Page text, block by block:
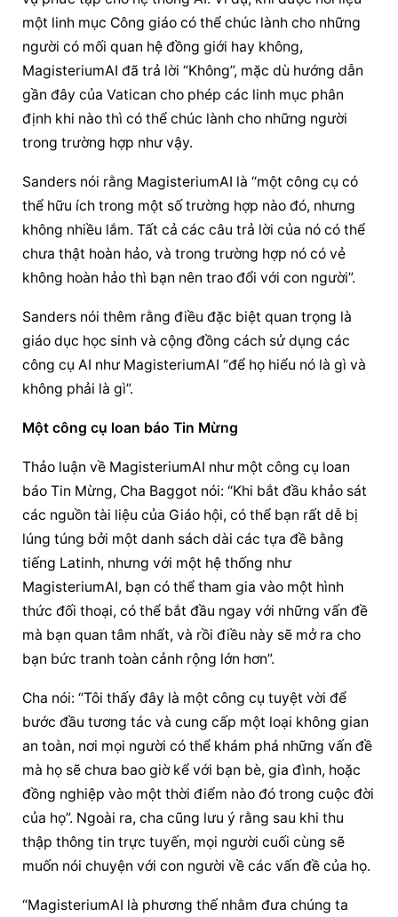
một linh mục Công giáo có thể chúc lành cho những
người có mối quan hệ đồng giới hay không,
MagisteriumAI đã trả lời “Không”, mặc dù hướng dẫn
gần đây của Vatican cho phép các linh mục phân
định khi nào thì có thể chúc lành cho những người
trong trường hợp như vậy.
Sanders nói rằng MagisteriumAI là “một công cụ có
thể hữu ích trong một số trường hợp nào đó, nhưng
không nhiều lắm. Tất cả các câu trả lời của nó có thể
chưa thật hoàn hảo, và trong trường hợp nó có vẻ
không hoàn hảo thì bạn nên trao đổi với con người”.
Sanders nói thêm rằng điều đặc biệt quan trọng là
giáo dục học sinh và cộng đồng cách sử dụng các
công cụ AI như MagisteriumAI “để họ hiểu nó là gì và
không phải là gì”.
Một công cụ loan báo Tin Mừng
Thảo luận về MagisteriumAI như một công cụ loan
báo Tin Mừng, Cha Baggot nói: “Khi bắt đầu khảo sát
các nguồn tài liệu của Giáo hội, có thể bạn rất dễ bị
lúng túng bởi một danh sách dài các tựa đề bằng
tiếng Latinh, nhưng với một hệ thống như
MagisteriumAI, bạn có thể tham gia vào một hình
thức đối thoại, có thể bắt đầu ngay với những vấn đề
mà bạn quan tâm nhất, và rồi điều này sẽ mở ra cho
bạn bức tranh toàn cảnh rộng lớn hơn”.
Cha nói: “Tôi thấy đây là một công cụ tuyệt vời để
bước đầu tương tác và cung cấp một loại không gian
an toàn, nơi mọi người có thể khám phá những vấn đề
mà họ sẽ chưa bao giờ kể với bạn bè, gia đình, hoặc
đồng nghiệp vào một thời điểm nào đó trong cuộc đời
của họ”. Ngoài ra, cha cũng lưu ý rằng sau khi thu
thập thông tin trực tuyến, mọi người cuối cùng sẽ
muốn nói chuyện với con người về các vấn đề của họ.
“MagisteriumAI là phương thế nhằm đưa chúng ta